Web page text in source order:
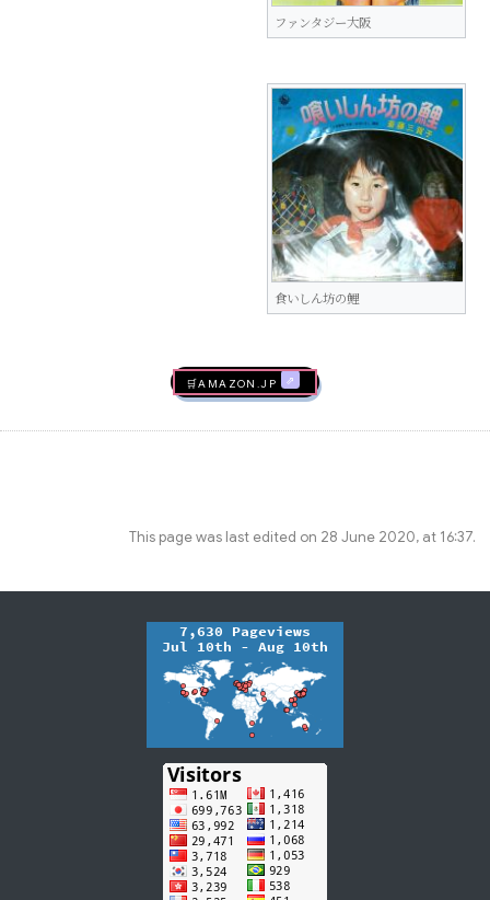
ファンタジー大阪
食いしん坊の鯉
🛒AMAZON.jp
This page was last edited on 28 June 2020, at 16:37.